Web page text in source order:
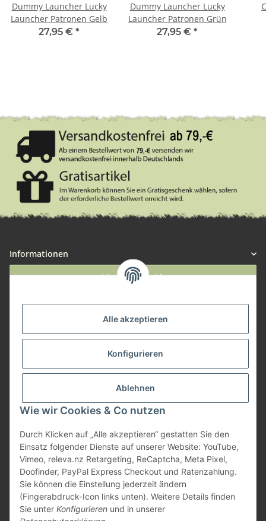
Alle akzeptieren
Konfigurieren
Ablehnen
Wie wir Cookies & Co nutzen
Durch Klicken auf „Alle akzeptieren“ gestatten Sie den
Einsatz folgender Dienste auf unserer Website: YouTube,
Vimeo, releva.nz Retargeting, ReCaptcha, Meta Pixel,
Doofinder, PayPal Express Checkout und Ratenzahlung.
Sie können die Einstellung jederzeit ändern
(Fingerabdruck-Icon links unten). Weitere Details finden
Sie unter Konfigurieren und in unserer
Dummy Launcher Lucky
Launcher Patronen Gelb
27,95 € *
Dummy Launcher Lucky
Launcher Patronen Grün
27,95 € *
Informationen
Widerruf anmelden
Herstellerinformationen